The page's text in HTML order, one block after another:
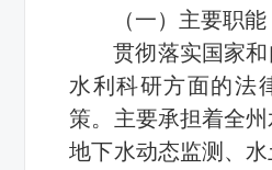
（一）主要职能
贯彻落实国家
水利科研方面的法
策。主要承担着全州
地下水动态监测、